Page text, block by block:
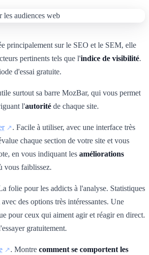
principalement sur le SEO et le SEM, elle
pertinents tels que l'indice de visibilité.
d'essai gratuite.
surtout sa barre MozBar, qui vous permet
l'autorité de chaque site.
. Facile à utiliser, avec une interface très
chaque section de votre site et vous
en vous indiquant les améliorations
vous faiblissez.
folie pour les addicts à l'analyse. Statistiques
avec des options très intéressantes. Une
pour ceux qui aiment agir et réagir en direct.
gratuitement.
. Montre comment se comportent les